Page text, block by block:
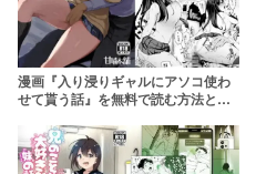
漫画『入り浸りギャルにアソコ使わ
せて貰う話』を無料で読む方法とあ
は危険